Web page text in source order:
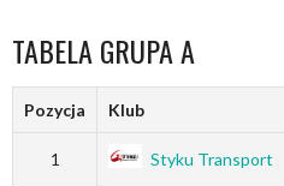
TABELA GRUPA A
Pozycja Klub
1 Styku Transport